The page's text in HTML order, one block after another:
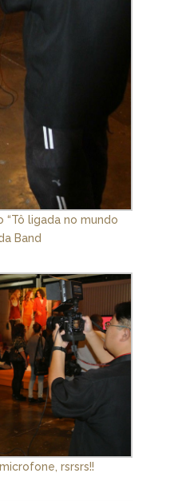
“Tô ligada no mundo
Band
rsrsrs!!